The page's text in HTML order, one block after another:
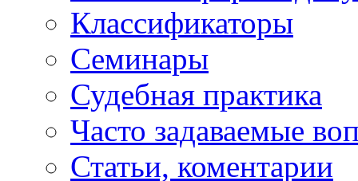
Классификаторы
Семинары
Судебная практика
Часто задаваемые
Статьи, коментарии